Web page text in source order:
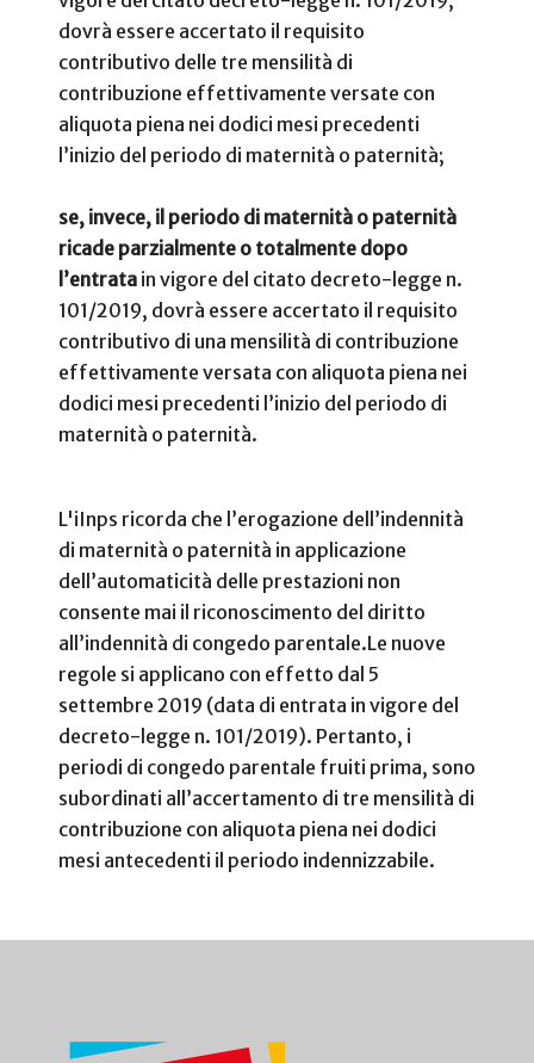
dovrà essere accertato il requisito
contributivo delle tre mensilità di
contribuzione effettivamente versate con
aliquota piena nei dodici mesi precedenti
l’inizio del periodo di maternità o paternità;
se, invece, il periodo di maternità o paternità
ricade parzialmente o totalmente dopo
l’entrata in vigore del citato decreto-legge n.
101/2019, dovrà essere accertato il requisito
contributivo di una mensilità di contribuzione
effettivamente versata con aliquota piena nei
dodici mesi precedenti l’inizio del periodo di
maternità o paternità.
L'iInps ricorda che l’erogazione dell’indennità
di maternità o paternità in applicazione
dell’automaticità delle prestazioni non
consente mai il riconoscimento del diritto
all’indennità di congedo parentale.Le nuove
regole si applicano con effetto dal 5
settembre 2019 (data di entrata in vigore del
decreto-legge n. 101/2019). Pertanto, i
periodi di congedo parentale fruiti prima, sono
subordinati all’accertamento di tre mensilità di
contribuzione con aliquota piena nei dodici
mesi antecedenti il periodo indennizzabile.